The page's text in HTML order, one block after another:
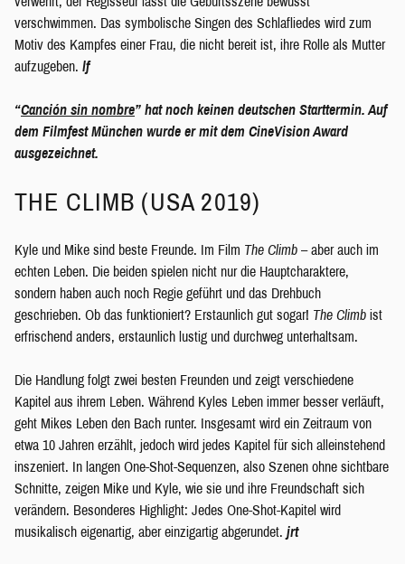
verschwimmen. Das symbolische Singen des Schlafliedes wird zum
Motiv des Kampfes einer Frau, die nicht bereit ist, ihre Rolle als Mutter
aufzugeben. lf
“Canción sin nombre” hat noch keinen deutschen Starttermin. Auf
dem Filmfest München wurde er mit dem CineVision Award
ausgezeichnet.
THE CLIMB (USA 2019)
Kyle und Mike sind beste Freunde. Im Film The Climb – aber auch im
echten Leben. Die beiden spielen nicht nur die Hauptcharaktere,
sondern haben auch noch Regie geführt und das Drehbuch
geschrieben. Ob das funktioniert? Erstaunlich gut sogar! The Climb ist
erfrischend anders, erstaunlich lustig und durchweg unterhaltsam.
Die Handlung folgt zwei besten Freunden und zeigt verschiedene
Kapitel aus ihrem Leben. Während Kyles Leben immer besser verläuft,
geht Mikes Leben den Bach runter. Insgesamt wird ein Zeitraum von
etwa 10 Jahren erzählt, jedoch wird jedes Kapitel für sich alleinstehend
inszeniert. In langen One-Shot-Sequenzen, also Szenen ohne sichtbare
Schnitte, zeigen Mike und Kyle, wie sie und ihre Freundschaft sich
verändern. Besonderes Highlight: Jedes One-Shot-Kapitel wird
musikalisch eigenartig, aber einzigartig abgerundet. jrt